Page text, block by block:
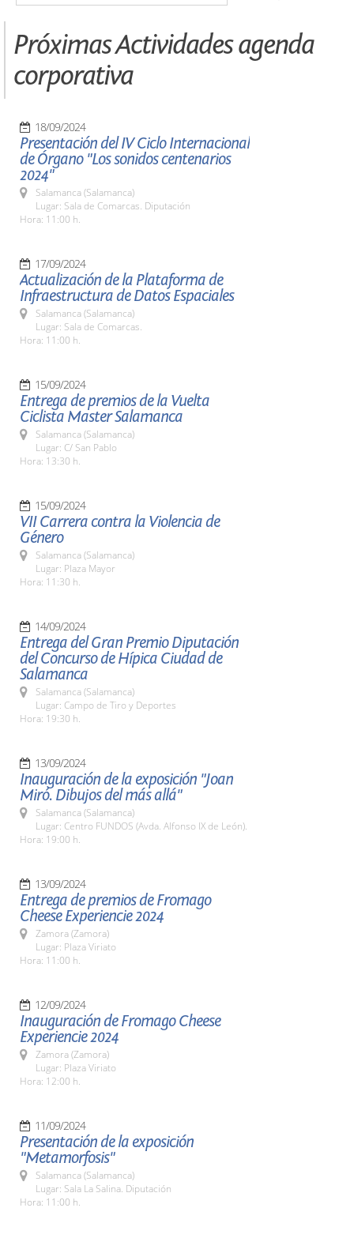
Próximas Actividades agenda
corporativa
18/09/2024
Presentación del IV Ciclo Internacional
de Órgano "Los sonidos centenarios
2024"
Salamanca (Salamanca)
Lugar: Sala de Comarcas. Diputación
Hora: 11:00 h.
17/09/2024
Actualización de la Plataforma de
Infraestructura de Datos Espaciales
Salamanca (Salamanca)
Lugar: Sala de Comarcas.
Hora: 11:00 h.
15/09/2024
Entrega de premios de la Vuelta
Ciclista Master Salamanca
Salamanca (Salamanca)
Lugar: C/ San Pablo
Hora: 13:30 h.
15/09/2024
VII Carrera contra la Violencia de
Género
Salamanca (Salamanca)
Lugar: Plaza Mayor
Hora: 11:30 h.
14/09/2024
Entrega del Gran Premio Diputación
del Concurso de Hípica Ciudad de
Salamanca
Salamanca (Salamanca)
Lugar: Campo de Tiro y Deportes
Hora: 19:30 h.
13/09/2024
Inauguración de la exposición "Joan
Miró. Dibujos del más allá"
Salamanca (Salamanca)
Lugar: Centro FUNDOS (Avda. Alfonso IX de León).
Hora: 19:00 h.
13/09/2024
Entrega de premios de Fromago
Cheese Experiencie 2024
Zamora (Zamora)
Lugar: Plaza Viriato
Hora: 11:00 h.
12/09/2024
Inauguración de Fromago Cheese
Experiencie 2024
Zamora (Zamora)
Lugar: Plaza Viriato
Hora: 12:00 h.
11/09/2024
Presentación de la exposición
"Metamorfosis"
Salamanca (Salamanca)
Lugar: Sala La Salina. Diputación
Hora: 11:00 h.